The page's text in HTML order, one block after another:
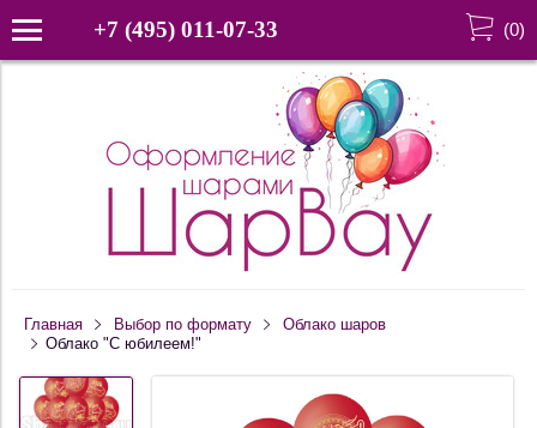
+7 (495) 011-07-33 (0)
Главная Выбор по формату
Облако шаров
Облако "С юбилеем!"